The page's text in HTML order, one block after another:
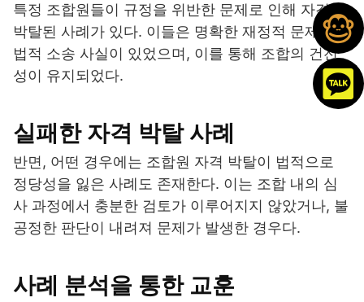
특정 조합원들이 규정을 위반한 문제로 인해 자격이
박탈된 사례가 있다. 이들은 명확한 재정적 문제나
법적 소송 사실이 있었으며, 이를 통해 조합의 건전
성이 유지되었다.
실패한 자격 박탈 사례
반면, 어떤 경우에는 조합원 자격 박탈이 법적으로
정당성을 잃은 사례도 존재한다. 이는 조합 내의 심
사 과정에서 충분한 검토가 이루어지지 않았거나, 불
공정한 판단이 내려져 문제가 발생한 경우다.
사례 분석을 통한 교훈